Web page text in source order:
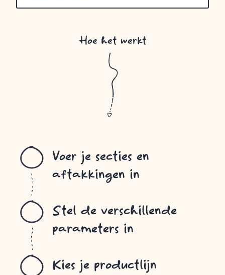
Hoe het werkt
Voer je secties en
aftakkingen in
Stel de verschillende
parameters in
Kies je productlijn